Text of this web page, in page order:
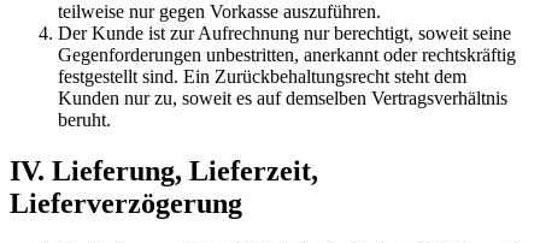
teilweise nur gegen Vorkasse auszuführen.
Der Kunde ist zur Aufrechnung nur berechtigt, soweit seine
Gegenforderungen unbestritten, anerkannt oder rechtskräftig
festgestellt sind. Ein Zurückbehaltungsrecht steht dem
Kunden nur zu, soweit es auf demselben Vertragsverhältnis
beruht.
IV. Lieferung, Lieferzeit,
Lieferverzögerung